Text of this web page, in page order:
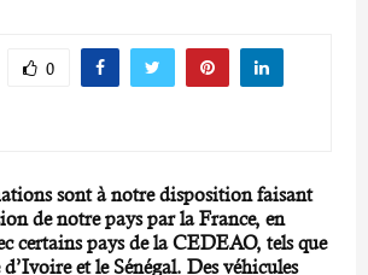
0
sont à notre disposition faisant
de notre pays par la France, en
certains pays de la CEDEAO, tels que
et le Sénégal. Des véhicules